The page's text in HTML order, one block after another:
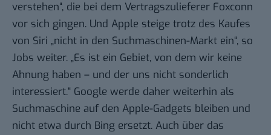
verstehen“, die bei dem Vertragszulieferer Foxconn
vor sich gingen. Und Apple steige trotz des Kaufes
von Siri „nicht in den Suchmaschinen-Markt ein“, so
Jobs weiter. „Es ist ein Gebiet, von dem wir keine
Ahnung haben – und der uns nicht sonderlich
interessiert.“ Google werde daher weiterhin als
Suchmaschine auf den Apple-Gadgets bleiben und
nicht etwa durch Bing ersetzt. Auch über das